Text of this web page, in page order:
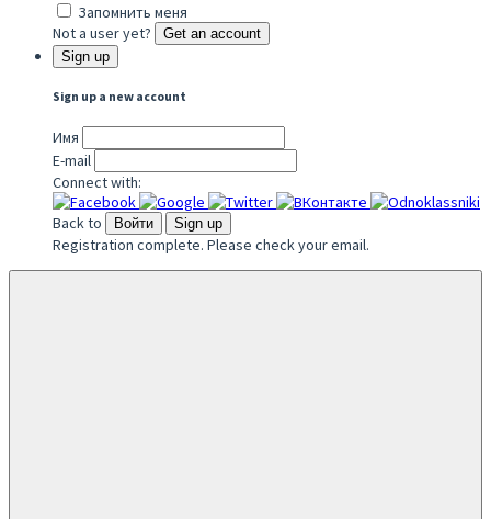
Запомнить меня
Not a user yet?
Get an account
Sign up
Sign up a new account
Имя
E-mail
Connect with:
Back to Войти Sign up
Registration complete. Please check your email.